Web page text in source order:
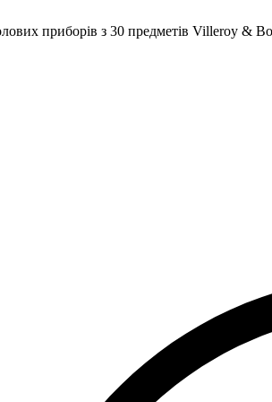
приборів з 30 предметів Villeroy &